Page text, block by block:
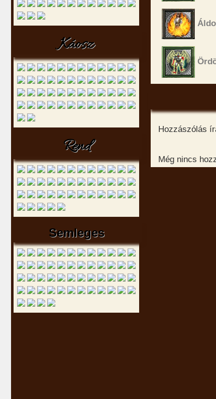
Káosz
Rend
Semleges
Hozzászólás
Még nincs